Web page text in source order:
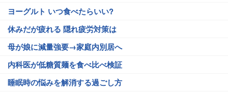
ヨーグルト いつ食べたらいい?
休みだが疲れる 隠れ疲労対策は
母が娘に減量強要→家庭内別居へ
内科医が低糖質麺を食べ比べ検証
睡眠時の悩みを解消する過ごし方